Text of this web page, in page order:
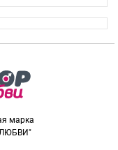
марка